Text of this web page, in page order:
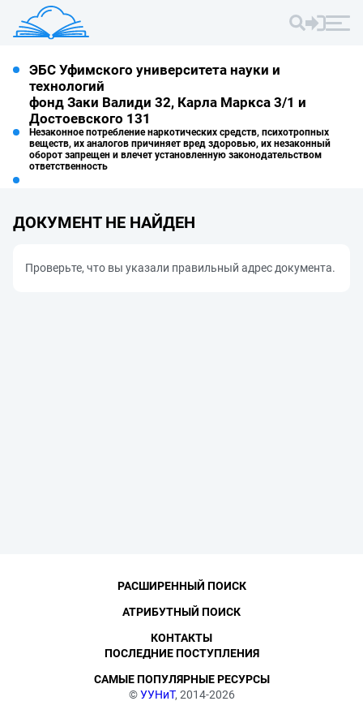
ЭБС Уфимского университета науки и
технологий
фонд Заки Валиди 32, Карла Маркса 3/1 и
Достоевского 131
Незаконное потребление наркотических средств, психотропных
веществ, их аналогов причиняет вред здоровью, их незаконный
оборот запрещен и влечет установленную законодательством
ответственность
ДОКУМЕНТ НЕ НАЙДЕН
Проверьте, что вы указали правильный адрес документа.
©УУНиТ, 2014-2026
РАСШИРЕННЫЙ ПОИСК
АТРИБУТНЫЙ ПОИСК
КОНТАКТЫ
ПОСЛЕДНИЕ ПОСТУПЛЕНИЯ
САМЫЕ ПОПУЛЯРНЫЕ РЕСУРСЫ